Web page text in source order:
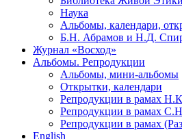
Наука
Альбомы, календари,
Б.Н. Абрамов и Н.Д.
Журнал «Восход»
Альбомы. Репродукции
Альбомы, мини-альбомы
Открытки, календари
Репродукции в рамах
Репродукции в рамах
Репродукции в рамах
English